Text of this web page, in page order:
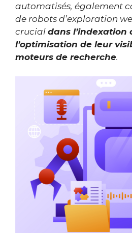
automatisés, également
de robots d’exploration
crucial dans l’indexation
l’optimisation de leur
moteurs de recherche.